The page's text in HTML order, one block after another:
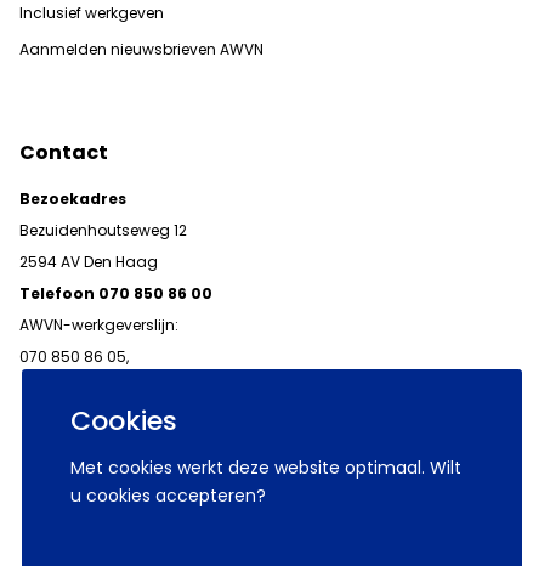
Cookies
Met cookies werkt deze website optimaal. Wilt
u cookies accepteren?
Inclusief werkgeven
Aanmelden nieuwsbrieven AWVN
Contact
Bezoekadres
Bezuidenhoutseweg 12
2594 AV Den Haag
Telefoon 070 850 86 00
AWVN-werkgeverslijn:
070 850 86 05,
© 2026 AWVN